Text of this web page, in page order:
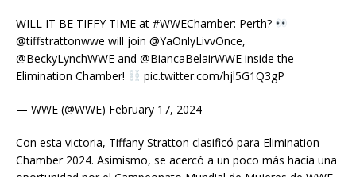
WILL IT BE TIFFY TIME at #WWEChamber: Perth?
@tiffstrattonwwe will join @YaOnlyLivvOnce,
@BeckyLynchWWE and @BiancaBelairWWE inside the
Elimination Chamber!
pic.twitter.com/hjl5G1Q3gP
— WWE (@WWE) February 17, 2024
Con esta victoria, Tiffany Stratton clasificó para Elimination
Chamber 2024. Asimismo, se acercó a un poco más hacia una